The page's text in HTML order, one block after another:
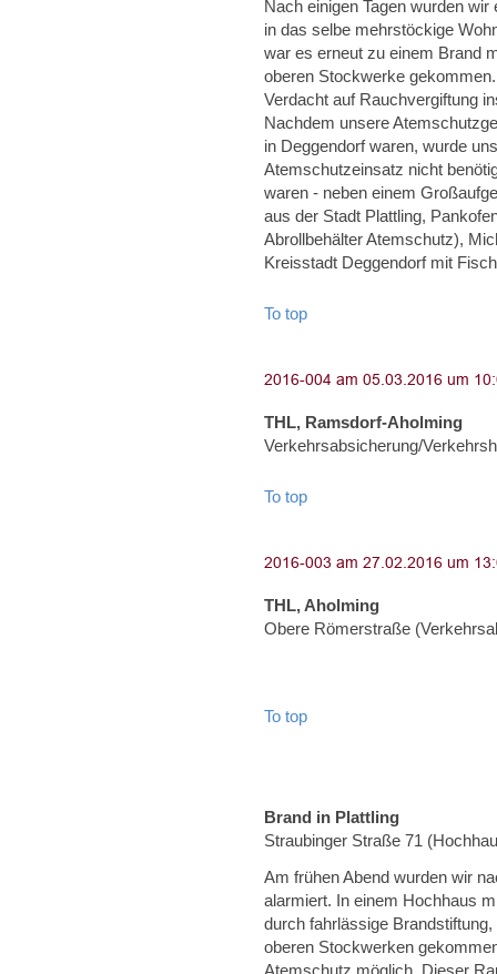
Nach einigen Tagen wurden
in das selbe mehrstöckige
war es erneut zu einem Brand
oberen Stockwerke
Verdacht auf Rauchvergiftung
Nachdem unsere
in Deggendorf waren, wurde
Atemschutzeinsatz nicht
waren - neben einem
aus der Stadt Plattling,
Abrollbehälter Atemschutz),
Kreisstadt Deggendorf mit
To top
THL, Ramsdorf-Aholming
Verkehrsabsicherung/
To top
THL, Aholming
Obere Römerstraße
To top
Brand in Plattling
Straubinger Straße 71
Am frühen Abend wurden wir
alarmiert. In einem Hochhaus
durch fahrlässige
oberen Stockwerken
Atemschutz möglich. Dieser